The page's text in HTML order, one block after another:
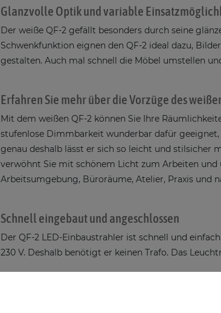
Glanzvolle Optik und variable
Der weiße QF-2 gefällt besonders durch seine
Schwenkfunktion eignen den QF-2 ideal dazu,
gestalten. Auch mal schnell die Möbel umstellen
Erfahren Sie mehr über die Vorzüge des
Mit dem weißen QF-2 können Sie Ihre
stufenlose Dimmbarkeit wunderbar dafür
genau deshalb lässt er sich so leicht und stilsicher
verwöhnt Sie mit schönem Licht zum Arbeiten
Arbeitsumgebung, Büroräume, Atelier, Praxis und
Schnell eingebaut und angeschlossen
Der QF-2 LED-Einbaustrahler ist schnell und
230 V. Deshalb benötigt er keinen Trafo. Das